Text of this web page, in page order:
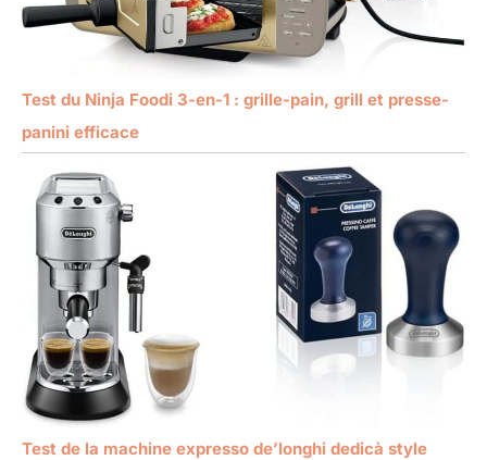
Test du Ninja Foodi 3-en-1 : grille-pain, grill et presse-
panini efficace
Test de la machine expresso de’longhi dedicà style